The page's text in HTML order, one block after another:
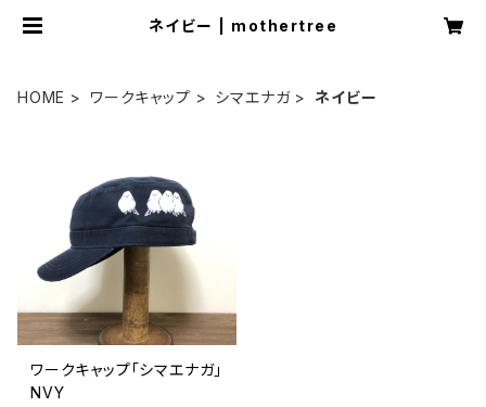
ネイビー | mothertree
HOME ワークキャップ シマエナガ ネイビー
ワークキャップ「シマエナガ」
NVY